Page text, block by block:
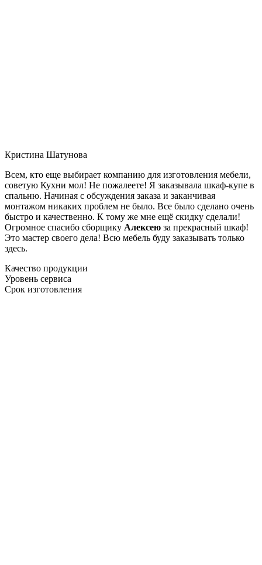
Кристина Шатунова
Всем, кто еще выбирает компанию для изготовления мебели,
советую Кухни мол! Не пожалеете! Я заказывала шкаф-купе в
спальню. Начиная с обсуждения заказа и заканчивая
монтажом никаких проблем не было. Все было сделано очень
быстро и качественно. К тому же мне ещё скидку сделали!
Огромное спасибо сборщику Алексею за прекрасный шкаф!
Это мастер своего дела! Всю мебель буду заказывать только
здесь.
Качество продукции
Уровень сервиса
Срок изготовления